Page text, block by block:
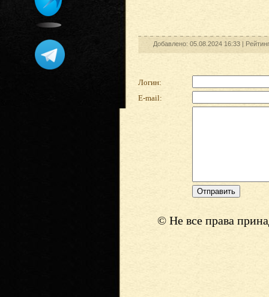
Добавлено: 05.08.2024 16:33 |
Логин:
E-mail:
© Не все права